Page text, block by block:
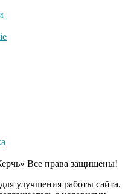
Все права защищены!
улучшения работы сайта.